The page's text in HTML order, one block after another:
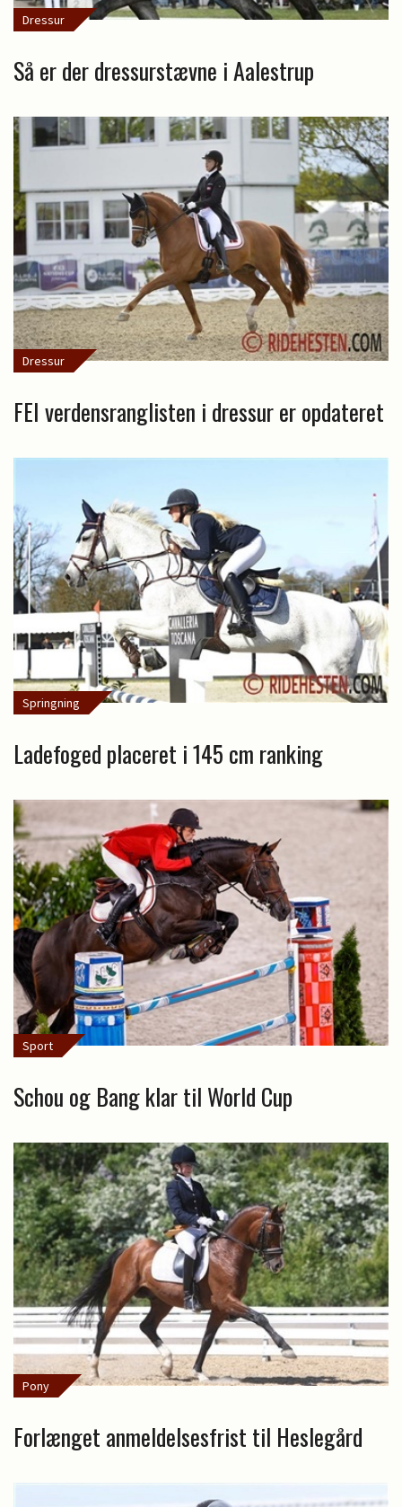
Dressur
Så er der dressurstævne i Aalestrup
Dressur
FEI verdensranglisten i dressur er opdateret
Springning
Ladefoged placeret i 145 cm ranking
Sport
Schou og Bang klar til World Cup
Pony
Forlænget anmeldelsesfrist til Heslegård